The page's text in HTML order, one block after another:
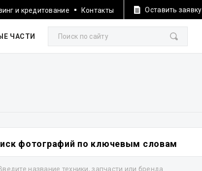
и кредитование Контакты Оставить заявку
ЧАСТИ
фотографий по ключевым словам